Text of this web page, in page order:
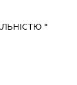
"